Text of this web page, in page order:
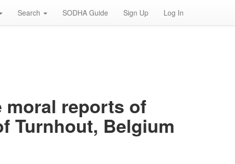
Search SODHA Guide Sign Up Log In
moral reports of
Turnhout, Belgium